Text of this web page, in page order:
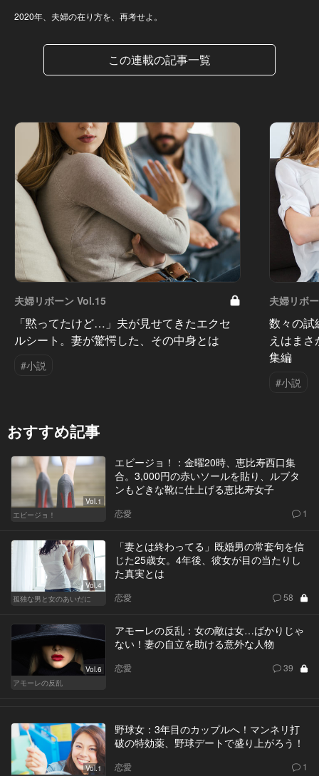
2020年、夫婦の在り方を、再考せよ。
この連載の記事一覧
夫婦リボーン Vol.15
「黙ってたけど…」夫が見せてきたエクセ
ルシート。妻が驚愕した、その中身とは
#小説
夫婦リボ
数々の試
えはま
集編
#小説
おすすめ記事
Vol.1
エビージョ！
エビージョ！：金曜20時、恵比寿西口集
合。3,000円の赤いソールを貼り、ルブタ
ンもどきな靴に仕上げる恵比寿女子
恋愛 1
Vol.4
孤独な男と女のあいだに
「妻とは終わってる」既婚男の常套句を信
じた25歳女。4年後、彼女が目の当たりし
た真実とは
恋愛 58
Vol.6
アモーレの反乱
アモーレの反乱：女の敵は女…ばかりじゃ
ない！妻の自立を助ける意外な人物
恋愛 39
Vol.1
野球女：3年目のカップルへ！マンネリ打
破の特効薬、野球デートで盛り上がろう！
恋愛 1